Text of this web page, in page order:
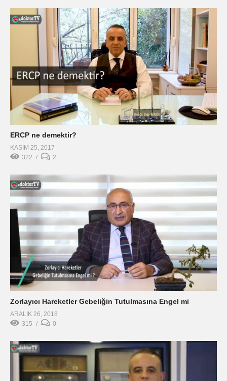
ERCP ne demektir?
KASIM 25, 2017
322
2
Zorlayıcı Hareketler Gebeliğin Tutulmasına Engel mi
ARALIK 26, 2018
315
0